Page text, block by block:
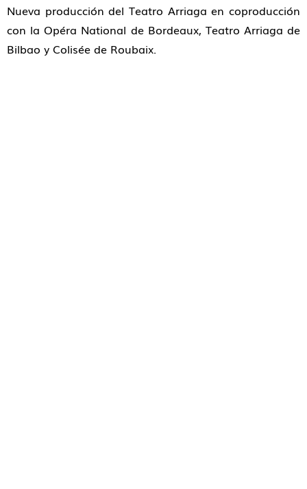
Nueva producción del Teatro Arriaga en coproducción
con la Opéra National de Bordeaux, Teatro Arriaga de
Bilbao y Colisée de Roubaix.